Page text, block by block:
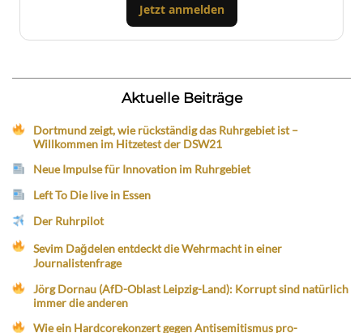
Jetzt anmelden
Aktuelle Beiträge
Dortmund zeigt, wie rückständig das Ruhrgebiet ist –
Willkommen im Hitzetest der DSW21
Neue Impulse für Innovation im Ruhrgebiet
Left To Die live in Essen
Der Ruhrpilot
Sevim Dağdelen entdeckt die Wehrmacht in einer
Journalistenfrage
Jörg Dornau (AfD-Oblast Leipzig-Land): Korrupt sind natürlich
immer die anderen
Wie ein Hardcorekonzert gegen Antisemitismus pro-